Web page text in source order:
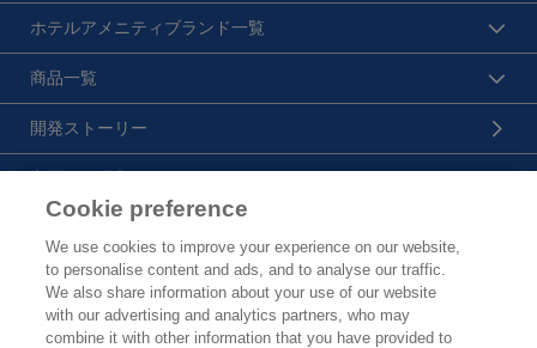
ホテルアメニティブランド一覧
商品一覧
開発ストーリー
トップ
製品カタログ
Cookie preference
We use cookies to improve your experience on our website,
to personalise content and ads, and to analyse our traffic.
We also share information about your use of our website
with our advertising and analytics partners, who may
combine it with other information that you have provided to